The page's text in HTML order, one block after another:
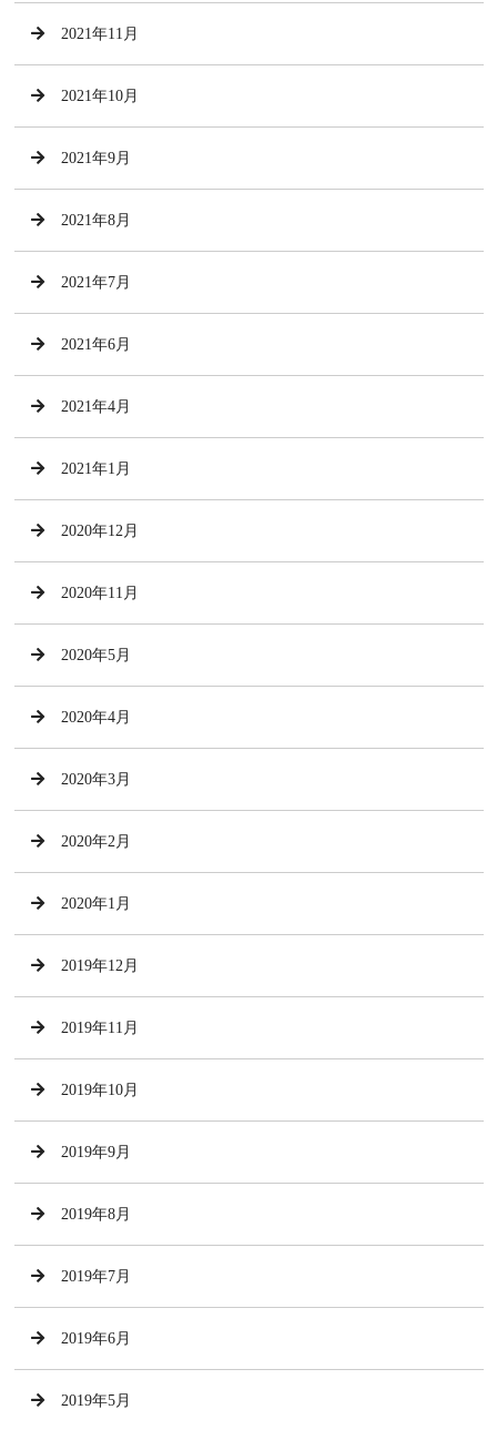
2021年11月
2021年10月
2021年9月
2021年8月
2021年7月
2021年6月
2021年4月
2021年1月
2020年12月
2020年11月
2020年5月
2020年4月
2020年3月
2020年2月
2020年1月
2019年12月
2019年11月
2019年10月
2019年9月
2019年8月
2019年7月
2019年6月
2019年5月